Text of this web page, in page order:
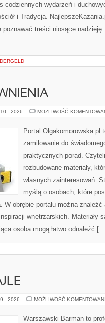
codziennych wydarzeń i
i Tradycja.
treści niosące nadzieję.
- 2026 MOŻLIWOŚĆ
Portal Olgakomorowska.pl
zamiłowanie do
praktycznych porad.
rozbudowane materiały,
własnych zainteresowań.
myślą o osobach, które
W obrębie portalu można
wnętrzarskich. Materiały
osoba mogą łatwo odnaleźć
- 2026 MOŻLIWOŚĆ
Warszawski Barman to